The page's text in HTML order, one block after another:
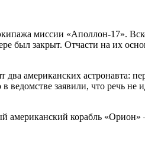
миссии «Аполлон-17».
был закрыт. Отчасти на их
два американских астронавта:
в ведомстве заявили, что речь не
американский корабль